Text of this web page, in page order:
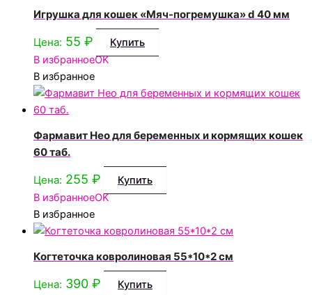
Игрушка для кошек «Мяч-погремушка» d 40 мм
Цена: 55 ₽
Купить
В избранноеOK
В избранное
Фармавит Нео для беременных и кормящих кошек
60 таб.
Цена: 255 ₽
Купить
В избранноеOK
В избранное
Когтеточка ковролиновая 55*10*2 см
Цена: 390 ₽
Купить